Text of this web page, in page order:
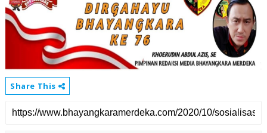
Share This